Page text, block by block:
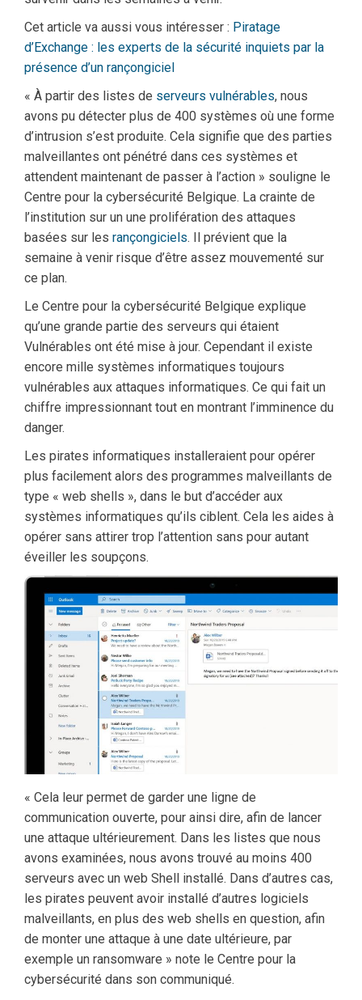
Cet article va aussi vous intéresser : Piratage
d’Exchange : les experts de la sécurité inquiets par la
présence d’un rançongiciel
« À partir des listes de serveurs vulnérables, nous
avons pu détecter plus de 400 systèmes où une forme
d’intrusion s’est produite. Cela signifie que des parties
malveillantes ont pénétré dans ces systèmes et
attendent maintenant de passer à l’action » souligne le
Centre pour la cybersécurité Belgique. La crainte de
l’institution sur un une prolifération des attaques
basées sur les rançongiciels. Il prévient que la
semaine à venir risque d’être assez mouvementé sur
ce plan.
Le Centre pour la cybersécurité Belgique explique
qu’une grande partie des serveurs qui étaient
Vulnérables ont été mise à jour. Cependant il existe
encore mille systèmes informatiques toujours
vulnérables aux attaques informatiques. Ce qui fait un
chiffre impressionnant tout en montrant l’imminence du
danger.
Les pirates informatiques installeraient pour opérer
plus facilement alors des programmes malveillants de
type « web shells », dans le but d’accéder aux
systèmes informatiques qu’ils ciblent. Cela les aides à
opérer sans attirer trop l’attention sans pour autant
éveiller les soupçons.
« Cela leur permet de garder une ligne de
communication ouverte, pour ainsi dire, afin de lancer
une attaque ultérieurement. Dans les listes que nous
avons examinées, nous avons trouvé au moins 400
serveurs avec un web Shell installé. Dans d’autres cas,
les pirates peuvent avoir installé d’autres logiciels
malveillants, en plus des web shells en question, afin
de monter une attaque à une date ultérieure, par
exemple un ransomware » note le Centre pour la
cybersécurité dans son communiqué.